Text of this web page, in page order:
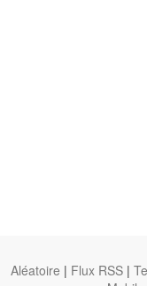
Aléatoire | Flux RSS |